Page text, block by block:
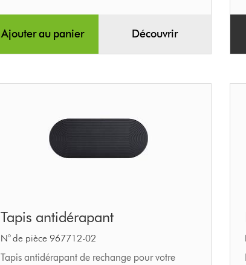
Ajouter au panier Découvrir
antidérapant
Tapis antidérapant
N° de pièce 967712-02
Tapis antidérapant de rechange pour votre